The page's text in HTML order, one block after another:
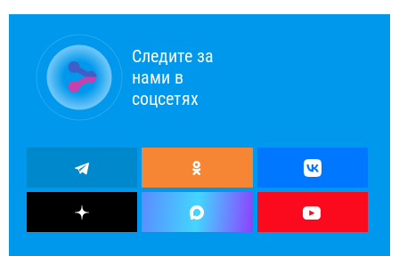
Следите за
нами в
соцсетях